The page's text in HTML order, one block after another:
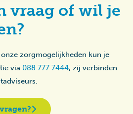
vraag of wil je
zorgmogelijkheden kun je
via 088 777 7444, zij verbinden